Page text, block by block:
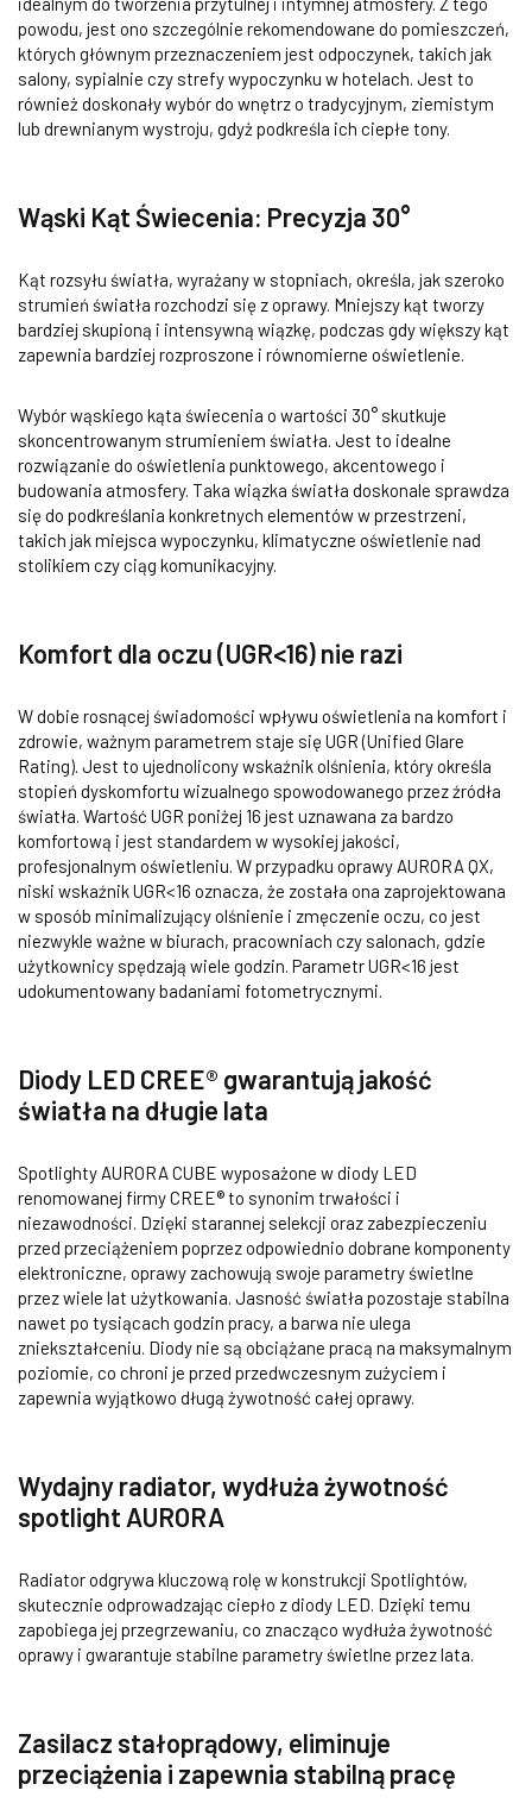
powodu, jest ono szczególnie rekomendowane do pomieszczeń,
których głównym przeznaczeniem jest odpoczynek, takich jak
salony, sypialnie czy strefy wypoczynku w hotelach. Jest to
również doskonały wybór do wnętrz o tradycyjnym, ziemistym
lub drewnianym wystroju, gdyż podkreśla ich ciepłe tony.
Wąski Kąt Świecenia: Precyzja 30°
Kąt rozsyłu światła, wyrażany w stopniach, określa, jak szeroko
strumień światła rozchodzi się z oprawy. Mniejszy kąt tworzy
bardziej skupioną i intensywną wiązkę, podczas gdy większy kąt
zapewnia bardziej rozproszone i równomierne oświetlenie.
Wybór wąskiego kąta świecenia o wartości 30° skutkuje
skoncentrowanym strumieniem światła. Jest to idealne
rozwiązanie do oświetlenia punktowego, akcentowego i
budowania atmosfery. Taka wiązka światła doskonale sprawdza
się do podkreślania konkretnych elementów w przestrzeni,
takich jak miejsca wypoczynku, klimatyczne oświetlenie nad
stolikiem czy ciąg komunikacyjny.
Komfort dla oczu (UGR<16) nie razi
W dobie rosnącej świadomości wpływu oświetlenia na komfort i
zdrowie, ważnym parametrem staje się UGR (Unified Glare
Rating). Jest to ujednolicony wskaźnik olśnienia, który określa
stopień dyskomfortu wizualnego spowodowanego przez źródła
światła. Wartość UGR poniżej 16 jest uznawana za bardzo
komfortową i jest standardem w wysokiej jakości,
profesjonalnym oświetleniu. W przypadku oprawy AURORA QX,
niski wskaźnik UGR<16 oznacza, że została ona zaprojektowana
w sposób minimalizujący olśnienie i zmęczenie oczu, co jest
niezwykle ważne w biurach, pracowniach czy salonach, gdzie
użytkownicy spędzają wiele godzin. Parametr UGR<16 jest
udokumentowany badaniami fotometrycznymi.
Diody LED CREE® gwarantują jakość
światła na długie lata
Spotlighty AURORA CUBE wyposażone w diody LED
renomowanej firmy CREE® to synonim trwałości i
niezawodności. Dzięki starannej selekcji oraz zabezpieczeniu
przed przeciążeniem poprzez odpowiednio dobrane komponenty
elektroniczne, oprawy zachowują swoje parametry świetlne
przez wiele lat użytkowania. Jasność światła pozostaje stabilna
nawet po tysiącach godzin pracy, a barwa nie ulega
zniekształceniu. Diody nie są obciążane pracą na maksymalnym
poziomie, co chroni je przed przedwczesnym zużyciem i
zapewnia wyjątkowo długą żywotność całej oprawy.
Wydajny radiator, wydłuża żywotność
spotlight AURORA
Radiator odgrywa kluczową rolę w konstrukcji Spotlightów,
skutecznie odprowadzając ciepło z diody LED. Dzięki temu
zapobiega jej przegrzewaniu, co znacząco wydłuża żywotność
oprawy i gwarantuje stabilne parametry świetlne przez lata.
Zasilacz stałoprądowy, eliminuje
przeciążenia i zapewnia stabilną pracę